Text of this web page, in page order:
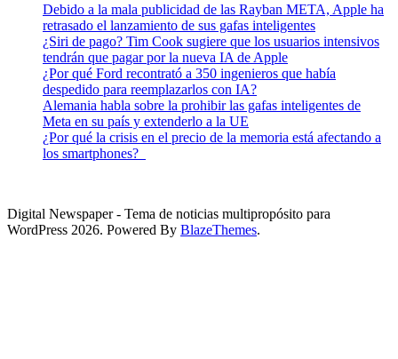
Debido a la mala publicidad de las Rayban META, Apple ha
retrasado el lanzamiento de sus gafas inteligentes
¿Siri de pago? Tim Cook sugiere que los usuarios intensivos
tendrán que pagar por la nueva IA de Apple
¿Por qué Ford recontrató a 350 ingenieros que había
despedido para reemplazarlos con IA?
Alemania habla sobre la prohibir las gafas inteligentes de
Meta en su país y extenderlo a la UE
¿Por qué la crisis en el precio de la memoria está afectando a
los smartphones?
Digital Newspaper - Tema de noticias multipropósito para
WordPress 2026. Powered By BlazeThemes.